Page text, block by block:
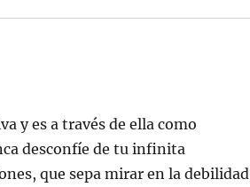
y es a través de ella como
desconfíe de tu infinita
que sepa mirar en la debilidad